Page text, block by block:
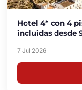
Hotel 4* con 4
incluidas desde
7 Jul 2026